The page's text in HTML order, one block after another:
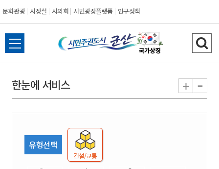
문화관광 시장실 시의회 시민광장플랫폼 인구정책
시
민
권
도
시
전
체
뉴
열
검
색
기
한눈에 서비스 + -
유형선택
건설/교통